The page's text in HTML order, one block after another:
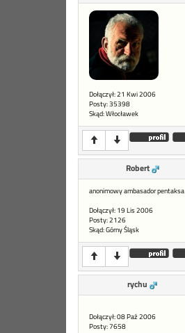
Dołączył: 21 Kwi 2006
Posty: 35398
Skąd: Włocławek
Robert
anonimowy ambasador pentaksa
Dołączył: 19 Lis 2006
Posty: 2126
Skąd: Górny Śląsk
rychu
Dołączył: 08 Paź 2006
Posty: 7658